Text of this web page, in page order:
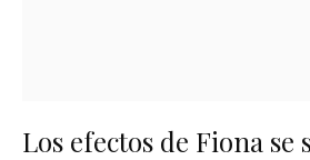
Los efectos de Fiona se